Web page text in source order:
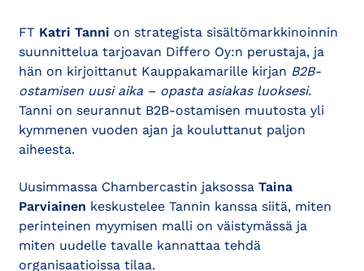
FT Katri Tanni on strategista sisältömarkkinoinnin
suunnittelua tarjoavan Differo Oy:n perustaja, ja
hän on kirjoittanut Kauppakamarille kirjan B2B-
ostamisen uusi aika – opasta asiakas luoksesi.
Tanni on seurannut B2B-ostamisen muutosta yli
kymmenen vuoden ajan ja kouluttanut paljon
aiheesta.
Uusimmassa Chambercastin jaksossa Taina
Parviainen keskustelee Tannin kanssa siitä, miten
perinteinen myymisen malli on väistymässä ja
miten uudelle tavalle kannattaa tehdä
organisaatioissa tilaa.